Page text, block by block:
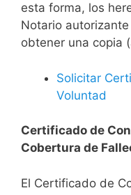
esta forma, los
Notario
obtener una copia
Solicitar
Voluntad
Certificado de
Cobertura de
El Certificado de